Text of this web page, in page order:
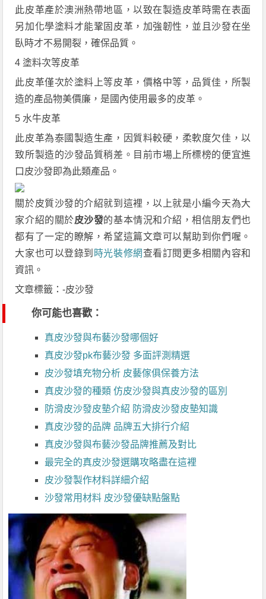
此皮革產於澳洲熱帶地區，以致在製造皮革時需在表面
另加化學塗料才能鞏固皮革，加強韌性，並且沙發在坐
臥時才不易開裂，確保品質。
4 塗料次等皮革
此皮革僅次於塗料上等皮革，價格中等，品質佳，所製
造的產品物美價廉，是國內使用最多的皮革。
5 水牛皮革
此皮革為泰國製造生產，因質料較硬，柔軟度欠佳，以
致所製造的沙發品質稍差。目前市場上所標榜的便宜進
口皮沙發即為此類產品。
關於皮質沙發的介紹就到這裡，以上就是小編今天為大
家介紹的關於皮沙發的基本情況和介紹，相信朋友們也
都有了一定的瞭解，希望這篇文章可以幫助到你們喔。
大家也可以登錄到 時光裝修網 查看訂閱更多相關內容和
資訊。
文章標籤：-皮沙發
你可能也喜歡：
真皮沙發與布藝沙發哪個好
真皮沙發pk布藝沙發 多面評測精選
皮沙發填充物分析 皮藝傢俱保養方法
真皮沙發的種類 仿皮沙發與真皮沙發的區別
防滑皮沙發皮墊介紹 防滑皮沙發皮墊知識
真皮沙發的品牌 品牌五大排行介紹
真皮沙發與布藝沙發品牌推薦及對比
最完全的真皮沙發選購攻略盡在這裡
皮沙發製作材料詳細介紹
沙發常用材料 皮沙發優缺點盤點